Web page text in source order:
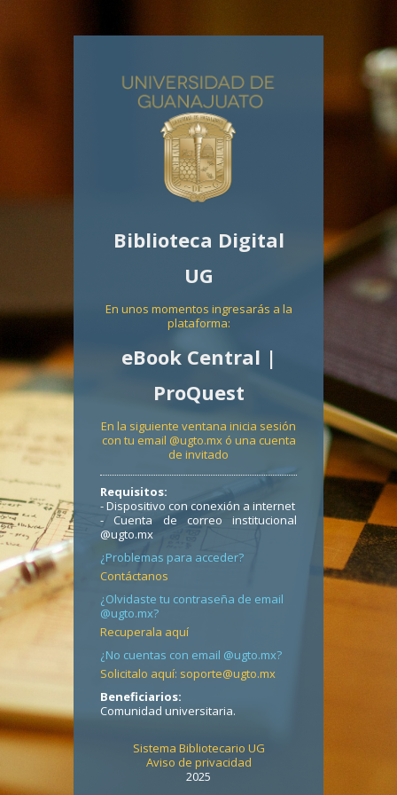
Biblioteca Digital
UG
En unos momentos ingresarás a la
plataforma:
eBook Central |
ProQuest
En la siguiente ventana inicia sesión
con tu email @ugto.mx ó una cuenta
de invitado
Requisitos:
- Dispositivo con conexión a internet
- Cuenta de correo institucional
@ugto.mx
¿Problemas para acceder?
Contáctanos
¿Olvidaste tu contraseña de email
@ugto.mx?
Recuperala aquí
¿No cuentas con email @ugto.mx?
Solicitalo aquí: soporte@ugto.mx
Beneficiarios:
Comunidad universitaria.
Sistema Bibliotecario UG
Aviso de privacidad
2025